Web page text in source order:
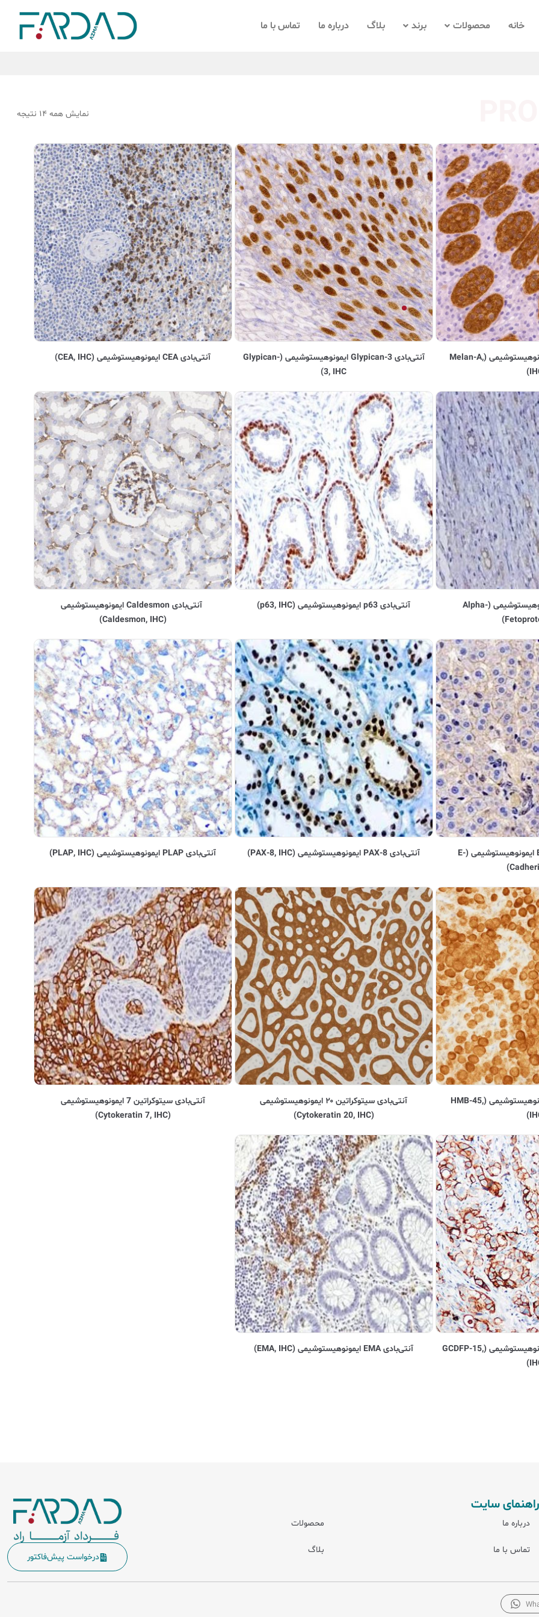
خانه محصولات برند بلاگ درباره ما تماس با ما
نمایش همه 14 نتیجه
آنتی‌بادی Melan-A ایمونوهیستوشیمی (Melan-A,
آنتی‌بادی Glypican-3 ایمونوهیستوشیمی (Glypican-
3, IHC)
آنتی‌بادی CEA ایمونوهیستوشیمی (CEA, IHC)
آنتی‌بادی AFP ایمونوهیستوشیمی (Alpha-
آنتی‌بادی p63 ایمونوهیستوشیمی (p63, IHC)
آنتی‌بادی Caldesmon ایمونوهیستوشیمی
(Caldesmon, IHC)
آنتی‌بادی E-Cadherin ایمونوهیستوشیمی (E-
آنتی‌بادی PAX-8 ایمونوهیستوشیمی (PAX-8, IHC) آنتی‌بادی PLAP ایمونوهیستوشیمی (PLAP, IHC)
آنتی‌بادی HMB-45 ایمونوهیستوشیمی (HMB-45,
آنتی‌بادی سیتوکراتین ۲۰ ایمونوهیستوشیمی
(Cytokeratin 20, IHC)
آنتی‌بادی سیتوکراتین 7 ایمونوهیستوشیمی
(Cytokeratin 7, IHC)
آنتی‌بادی GCDFP-15 ایمونوهیستوشیمی (GCDFP-15,
آنتی‌بادی EMA ایمونوهیستوشیمی (EMA, IHC)
راهنمای سایت
درباره ما محصولات
تماس با ما بلاگ
درخواست پیش‌فاکتور